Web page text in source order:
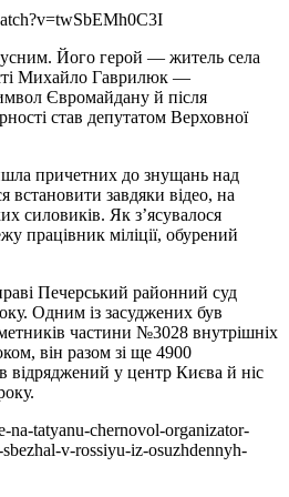
Його герой — житель села
Михайло Гаврилюк —
Євромайдану й після
став депутатом Верховної
причетних до знущань над
встановити завдяки відео, на
силовиків. Як з’ясувалося
працівник міліції, обурений
Печерський районний суд
Одним із засуджених був
частини №3028 внутрішніх
він разом зі ще 4900
відряджений у центр Києва й ніс
na-tatyanu-chernovol-organizator-
v-rossiyu-iz-osuzhdennyh-